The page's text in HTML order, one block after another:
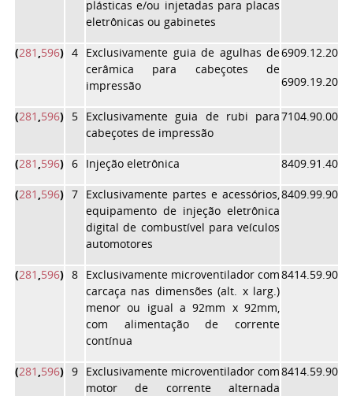
plásticas e/ou injetadas para placas
eletrônicas ou gabinetes
(281 ,596) 4 Exclusivamente guia de agulhas de
cerâmica para cabeçotes de
impressão
6909.12.20
6909.19.20
(281 ,596) 5 Exclusivamente guia de rubi para
cabeçotes de impressão
7104.90.00
(281 ,596) 6 Injeção eletrônica 8409.91.40
(281 ,596) 7 Exclusivamente partes e acessórios,
equipamento de injeção eletrônica
digital de combustível para veículos
automotores
8409.99.90
(281 ,596) 8 Exclusivamente microventilador com
carcaça nas dimensões (alt. x larg.)
menor ou igual a 92mm x 92mm,
com alimentação de corrente
contínua
8414.59.90
(281 ,596) 9 Exclusivamente microventilador com
motor de corrente alternada
8414.59.90